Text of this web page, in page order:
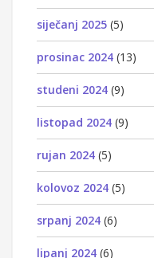
siječanj 2025 (5)
prosinac 2024 (13)
studeni 2024 (9)
listopad 2024 (9)
rujan 2024 (5)
kolovoz 2024 (5)
srpanj 2024 (6)
lipanj 2024 (6)